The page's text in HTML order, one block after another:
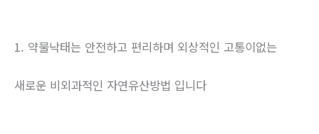
1. 약물낙태는 안전하고 편리하며 외상적인 고통이없는
새로운 비외과적인 자연유산방법 입니다